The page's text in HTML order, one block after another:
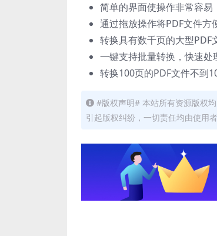
简单的界面使操作非常容易
通过拖放操作将PDF文件方
转换具有数千页的大型PDF
一键支持批量转换，快速处
转换100页的PDF文件不到10
#版权声明# 本站所有资源版权
引起版权纠纷，一切责任均由使用